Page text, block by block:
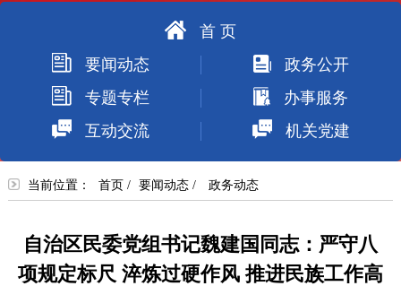
索
首 页
要闻动态
政务公开
专题专栏
办事服务
互动交流
机关党建
当前位置： 首页 / 要闻动态/ 政务动态
自治区民委党组书记魏建国同志：严守八
项规定标尺 淬炼过硬作风 推进民族工作高